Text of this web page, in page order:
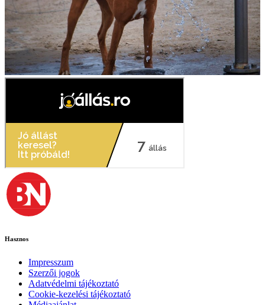
Hasznos
Impresszum
Szerzői jogok
Adatvédelmi tájékoztató
Cookie-kezelési tájékoztató